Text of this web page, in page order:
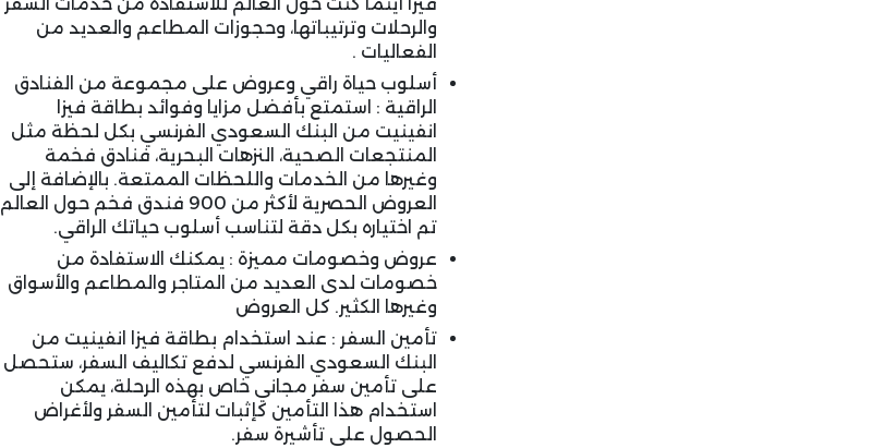
والرحلات وترتيباتها، وحجوزات المطاعم والعديد من
الفعاليات .
أسلوب حياة راقي وعروض على مجموعة من الفنادق
الراقية : استمتع بأفضل مزايا وفوائد بطاقة فيزا
انفينيت من البنك السعودي الفرنسي بكل لحظة مثل
المنتجعات الصحية، النزهات البحرية، فنادق فخمة
وغيرها من الخدمات واللحظات الممتعة. بالإضافة إلى
العروض الحصرية لأكثر من 900 فندق فخم حول العالم
تم اختياره بكل دقة لتناسب أسلوب حياتك الراقي.
عروض وخصومات مميزة : يمكنك الاستفادة من
خصومات لدى العديد من المتاجر والمطاعم والأسواق
وغيرها الكثير. كل العروض
تأمين السفر : عند استخدام بطاقة فيزا انفينيت من
البنك السعودي الفرنسي لدفع تكاليف السفر، ستحصل
على تأمين سفر مجاني خاص بهذه الرحلة، يمكن
استخدام هذا التأمين كإثبات لتأمين السفر ولأغراض
الحصول على تأشيرة سفر.